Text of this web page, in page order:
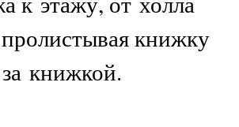
книжку
за книжкой.